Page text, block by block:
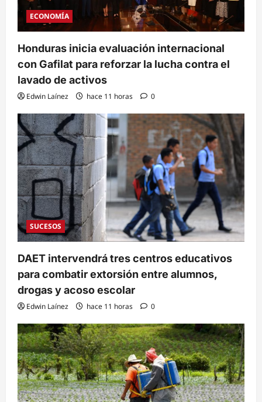
ECONOMÍA
Honduras inicia evaluación internacional
con Gafilat para reforzar la lucha contra el
lavado de activos
Edwin Laínez hace 11 horas 0
SUCESOS
DAET intervendrá tres centros educativos
para combatir extorsión entre alumnos,
drogas y acoso escolar
Edwin Laínez hace 11 horas 0